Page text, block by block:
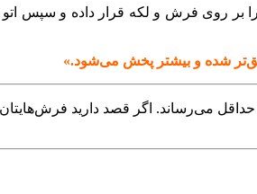
بر روی فرش و لکه قرار داده و سپس
عمیق‌تر شده و بیشتر پخش می‌شود.»
می‌رساند. اگر قصد دارید فرش‌هایتان را